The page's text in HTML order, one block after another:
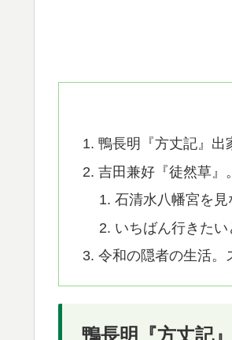
鴨長明『方丈記』出
吉田兼好『徒然草』
石清水八幡宮を
いちばん行きた
令和の隠者の生活。
鴨長明『方丈記